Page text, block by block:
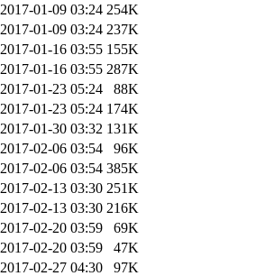
2017-01-09 03:24 254K
2017-01-09 03:24 237K
2017-01-16 03:55 155K
2017-01-16 03:55 287K
2017-01-23 05:24
88K
2017-01-23 05:24 174K
2017-01-30 03:32 131K
2017-02-06 03:54
96K
2017-02-06 03:54 385K
2017-02-13 03:30 251K
2017-02-13 03:30 216K
2017-02-20 03:59
69K
2017-02-20 03:59
47K
2017-02-27 04:30
97K